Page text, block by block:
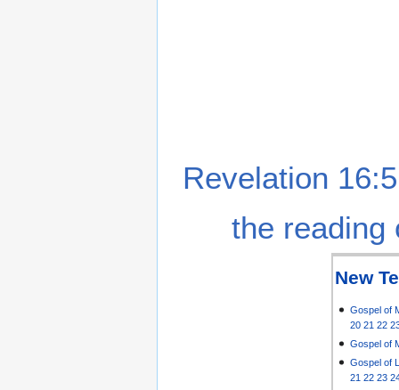
Revelation
the reading
New
Gospel of
20 21 22
Gospel of
Gospel of
21 22 23